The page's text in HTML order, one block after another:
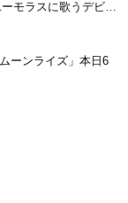
モラスに歌うデビュ
ーンライズ」本日6